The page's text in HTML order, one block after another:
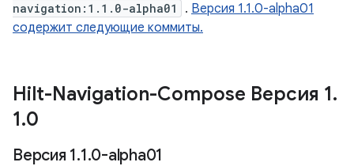
navigation:1.1.0-alpha01
. Версия 1.1.0-alpha01
содержит следующие коммиты.
Hilt-Navigation-Compose Версия 1.
1.0
Версия 1.1.0-alpha01